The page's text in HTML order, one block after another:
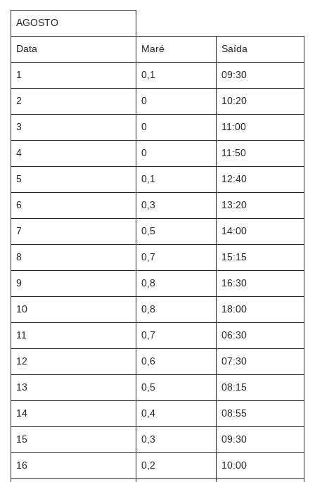
AGOSTO
Data Maré Saída
1 0,1 09:30
2 0 10:20
3 0 11:00
4 0 11:50
5 0,1 12:40
6 0,3 13:20
7 0,5 14:00
8 0,7 15:15
9 0,8 16:30
10 0,8 18:00
11 0,7 06:30
12 0,6 07:30
13 0,5 08:15
14 0,4 08:55
15 0,3 09:30
16 0,2 10:00